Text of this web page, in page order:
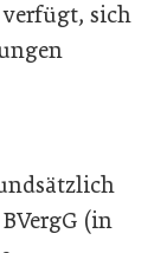
sich
(in